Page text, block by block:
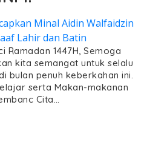
Ramadan 1447H, Semoga
kita semangat untuk selalu
bulan penuh keberkahan ini.
serta Makan-makanan
Cita…